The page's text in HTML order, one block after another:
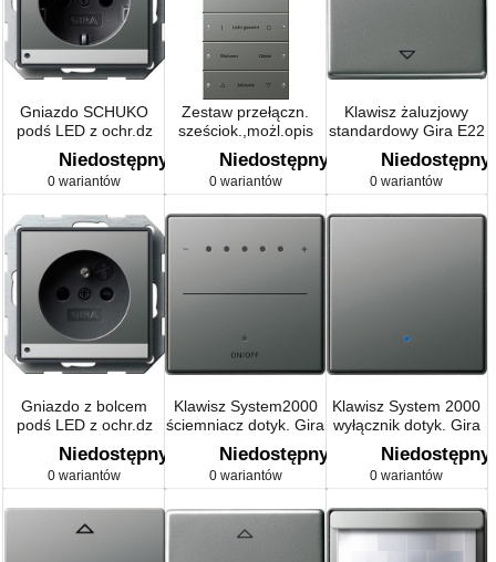
Gniazdo SCHUKO
podś LED z ochr.dz
Gira E22 kolor nat.
stalowy
Niedostępny
0 wariantów
Zestaw przełączn.
sześciok.,możl.opis
Gira E22 naturalny
stalowy
Niedostępny
0 wariantów
Klawisz żaluzjowy
standardowy Gira E22
naturalny stalowy
Niedostępny
0 wariantów
Gniazdo z bolcem
podś LED z ochr.dz
Gira E22 kolor nat.
stalowy
Niedostępny
0 wariantów
Klawisz System2000
ściemniacz dotyk. Gira
E22 kolor nat. stalowy
Niedostępny
0 wariantów
Klawisz System 2000
wyłącznik dotyk. Gira
E22 kolor nat. stalowy
Niedostępny
0 wariantów